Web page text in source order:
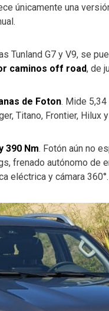
únicamente una
Tunland G7 y V9, se
caminos off road, de
de Foton. Mide 5,34
Titano, Frontier, Hilux
390 Nm. Fotón aún no
frenado autónomo de
eléctrica y cámara 360°.